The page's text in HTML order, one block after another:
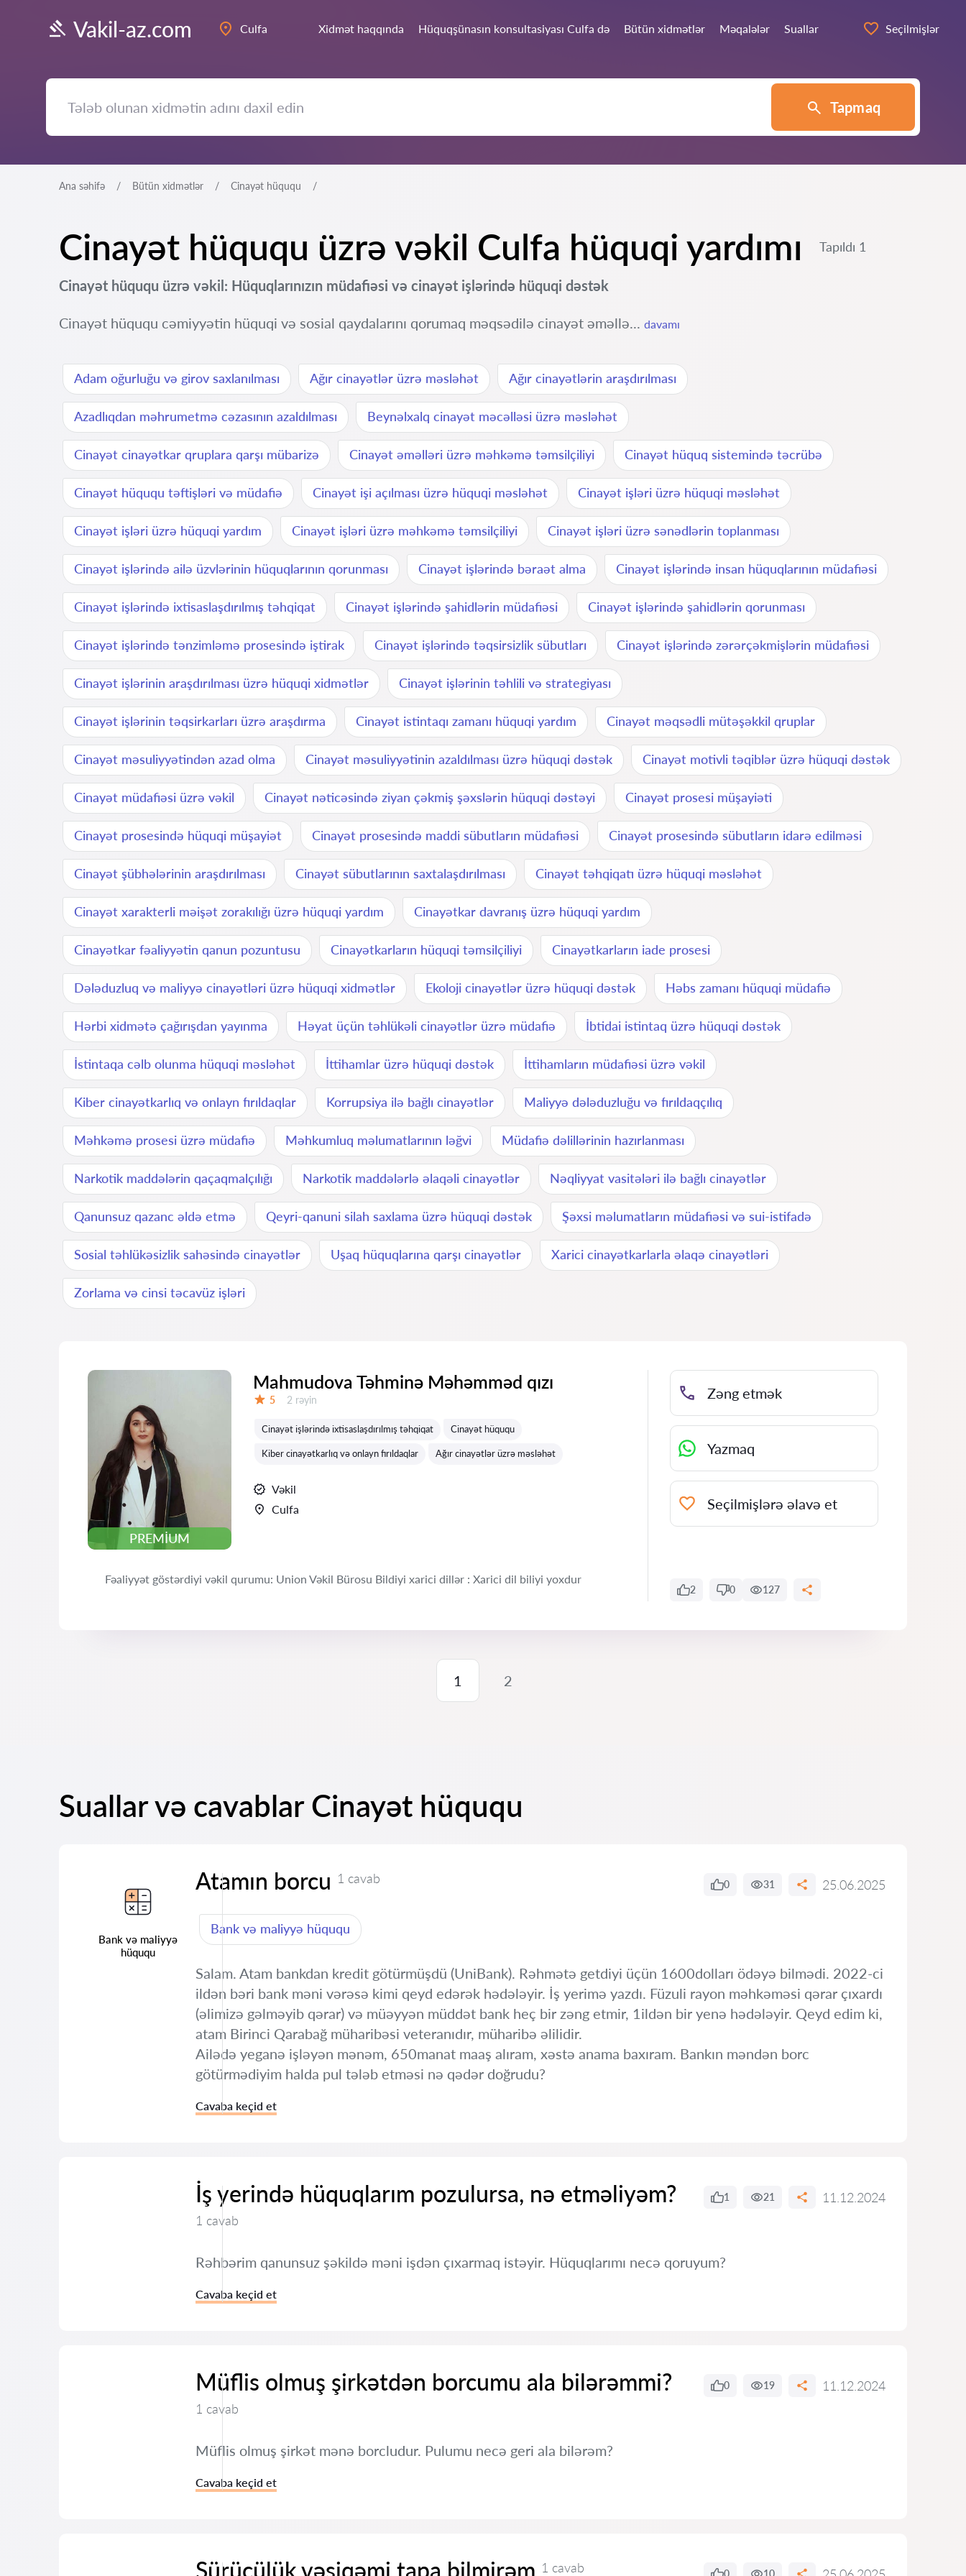
Vakil-az.com Culfa Xidmət haqqında Hüquqşünasın konsultasiyası Culfa də Bütün xidmətlər Məqalələr Suallar Seçilmişlər
Tapmaq
Ana səhifə Bütün xidmətlər Cinayət hüququ
Cinayət hüququ üzrə vəkil Culfa hüquqi yardımı Tapıldı 1
Cinayət hüququ üzrə vəkil: Hüquqlarınızın müdafiəsi və cinayət işlərində hüquqi dəstək
Cinayət hüququ cəmiyyətin hüquqi və sosial qaydalarını qorumaq məqsədilə cinayət əməllə... davamı
Adam oğurluğu və girov saxlanılması Ağır cinayətlər üzrə məsləhət Ağır cinayətlərin araşdırılması
Azadlıqdan məhrumetmə cəzasının azaldılması Beynəlxalq cinayət məcəlləsi üzrə məsləhət
Cinayət cinayətkar qruplara qarşı mübarizə Cinayət əməlləri üzrə məhkəmə təmsilçiliyi Cinayət hüquq sistemində təcrübə
Cinayət hüququ təftişləri və müdafiə Cinayət işi açılması üzrə hüquqi məsləhət Cinayət işləri üzrə hüquqi məsləhət
Cinayət işləri üzrə hüquqi yardım Cinayət işləri üzrə məhkəmə təmsilçiliyi Cinayət işləri üzrə sənədlərin toplanması
Cinayət işlərində ailə üzvlərinin hüquqlarının qorunması Cinayət işlərində bəraət alma Cinayət işlərində insan hüquqlarının müdafiəsi
Cinayət işlərində ixtisaslaşdırılmış təhqiqat Cinayət işlərində şahidlərin müdafiəsi Cinayət işlərində şahidlərin qorunması
Cinayət işlərində tənzimləmə prosesində iştirak Cinayət işlərində təqsirsizlik sübutları Cinayət işlərində zərərçəkmişlərin müdafiəsi
Cinayət işlərinin araşdırılması üzrə hüquqi xidmətlər Cinayət işlərinin təhlili və strategiyası
Cinayət işlərinin təqsirkarları üzrə araşdırma Cinayət istintaqı zamanı hüquqi yardım Cinayət məqsədli mütəşəkkil qruplar
Cinayət məsuliyyətindən azad olma Cinayət məsuliyyətinin azaldılması üzrə hüquqi dəstək Cinayət motivli təqiblər üzrə hüquqi dəstək
Cinayət müdafiəsi üzrə vəkil Cinayət nəticəsində ziyan çəkmiş şəxslərin hüquqi dəstəyi Cinayət prosesi müşayiəti
Cinayət prosesində hüquqi müşayiət Cinayət prosesində maddi sübutların müdafiəsi Cinayət prosesində sübutların idarə edilməsi
Cinayət şübhələrinin araşdırılması Cinayət sübutlarının saxtalaşdırılması Cinayət təhqiqatı üzrə hüquqi məsləhət
Cinayət xarakterli məişət zorakılığı üzrə hüquqi yardım Cinayətkar davranış üzrə hüquqi yardım
Cinayətkar fəaliyyətin qanun pozuntusu Cinayətkarların hüquqi təmsilçiliyi Cinayətkarların iade prosesi
Dələduzluq və maliyyə cinayətləri üzrə hüquqi xidmətlər Ekoloji cinayətlər üzrə hüquqi dəstək Həbs zamanı hüquqi müdafiə
Hərbi xidmətə çağırışdan yayınma Həyat üçün təhlükəli cinayətlər üzrə müdafiə İbtidai istintaq üzrə hüquqi dəstək
İstintaqa cəlb olunma hüquqi məsləhət İttihamlar üzrə hüquqi dəstək İttihamların müdafiəsi üzrə vəkil
Kiber cinayətkarlıq və onlayn fırıldaqlar Korrupsiya ilə bağlı cinayətlər Maliyyə dələduzluğu və fırıldaqçılıq
Məhkəmə prosesi üzrə müdafiə Məhkumluq məlumatlarının ləğvi Müdafiə dəlillərinin hazırlanması
Narkotik maddələrin qaçaqmalçılığı Narkotik maddələrlə əlaqəli cinayətlər Nəqliyyat vasitələri ilə bağlı cinayətlər
Qanunsuz qazanc əldə etmə Qeyri-qanuni silah saxlama üzrə hüquqi dəstək Şəxsi məlumatların müdafiəsi və sui-istifadə
Sosial təhlükəsizlik sahəsində cinayətlər Uşaq hüquqlarına qarşı cinayətlər Xarici cinayətkarlarla əlaqə cinayətləri
Zorlama və cinsi təcavüz işləri
PREMIUM
Mahmudova Təhminə Məhəmməd qızı
5 Rəylər:
2 rəyin
Cinayət işlərində ixtisaslaşdırılmış təhqiqat Cinayət hüququ
Kiber cinayətkarlıq və onlayn fırıldaqlar Ağır cinayətlər üzrə məsləhət
Vəkil
Culfa
Fəaliyyət göstərdiyi vəkil qurumu: Union Vəkil Bürosu Bildiyi xarici dillər : Xarici dil biliyi yoxdur
Zəng etmək
Yazmaq
Seçilmişlərə əlavə et
2 0 127
1 2
Suallar və cavablar Cinayət hüququ
Bank və maliyyə
hüququ
Atamın borcu 1 cavab 0 31 25.06.2025
Bank və maliyyə hüququ
Salam. Atam bankdan kredit götürmüşdü (UniBank). Rəhmətə getdiyi üçün 1600dolları ödəyə bilmədi. 2022-ci
ildən bəri bank məni vərəsə kimi qeyd edərək hədələyir. İş yerimə yazdı. Füzuli rayon məhkəməsi qərar çıxardı
(əlimizə gəlməyib qərar) və müəyyən müddət bank heç bir zəng etmir, 1ildən bir yenə hədələyir. Qeyd edim ki,
atam Birinci Qarabağ müharibəsi veteranıdır, müharibə əlilidir.
Ailədə yeganə işləyən mənəm, 650manat maaş alıram, xəstə anama baxıram. Bankın məndən borc
götürmədiyim halda pul tələb etməsi nə qədər doğrudu?
Cavaba keçid et
İş yerində hüquqlarım pozulursa, nə etməliyəm?
1 cavab
1 21 11.12.2024
Rəhbərim qanunsuz şəkildə məni işdən çıxarmaq istəyir. Hüquqlarımı necə qoruyum?
Cavaba keçid et
Müflis olmuş şirkətdən borcumu ala bilərəmmi?
1 cavab
0 19 11.12.2024
Müflis olmuş şirkət mənə borcludur. Pulumu necə geri ala bilərəm?
Cavaba keçid et
Sürücülük vəsiqəmi tapa bilmirəm 1 cavab 0 10